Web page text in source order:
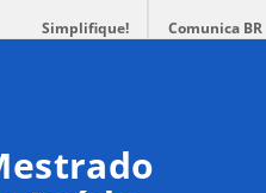
Simplifique! Comunica BR